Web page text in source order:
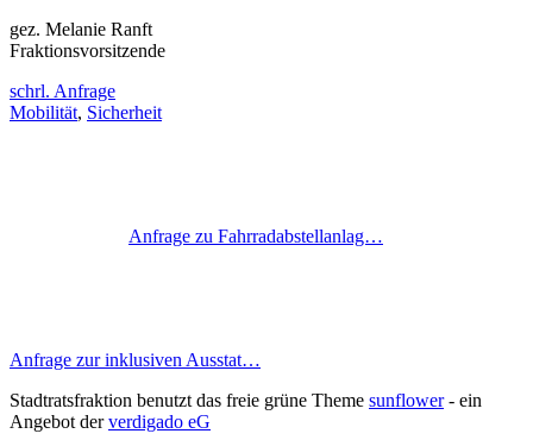
gez. Melanie Ranft
Fraktionsvorsitzende
schrl. Anfrage
Mobilität, Sicherheit
Anfrage zu Fahrradabstellanlag…
Anfrage zur inklusiven Ausstat…
Stadtratsfraktion benutzt das freie grüne Theme sunflower‐ ein
Angebot derverdigado eG